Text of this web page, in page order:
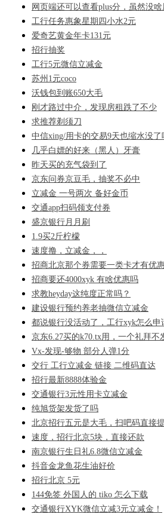
网页端还可以查看plus分，虽然没啥
工行任务惠象星期四小水2元
爱奇艺黄金年卡131元
招行抽奖
工行5元微信立减金
苏州1元coco
沃钱包到账650大毛
刚才路过中介，发现房租跌了不少
求推荐剃须刀
中信xing/用卡的交易9天也缩水没了
几乎白嫖的好来（黑人）牙膏
昨天买的充气袋到了
京东问券京豆毛，抽奖不必中
立减金 一号两次 备好金币
交通app扫码领支付券
盛京银行月月刷
1.9买2斤柠檬
速度撸，立减金，，
招商北京那个券需要一类卡才有优
招商要还4000xyk 有啥优惠吗
求教heyday这纯度正常吗？
建设银行预约养老抽微信立减金
都说银行没活动了，工行xyk怎么申
京东6.27买的k70.tx用，一个礼拜不
Vx-发现-够物 部分人弹1分
交行 工行立减金 链接 二维码直达
招行最新8888体验金
交通银行3元性用卡立减金
纯旭货架发货了吗
北京招行五元是大毛，扫吧码直接
速度，招行北京5块，直接还款
南京银行生日礼6.8微信立减金
抖音金龙鱼花生油好价
招行北京 5元
144免签 外国人的 tiko 怎么下载
交通银行XYK微信立减3元立减金！